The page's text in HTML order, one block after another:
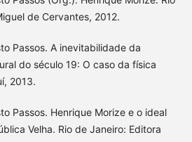
de Cervantes, 2012.
Passos. A inevitabilidade da
do século 19: O caso da física
2013.
Passos. Henrique Morize e o ideal
Velha. Rio de Janeiro: Editora